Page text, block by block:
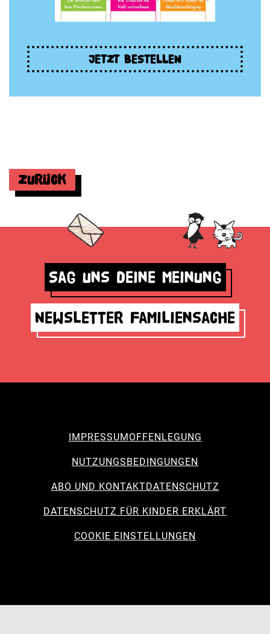
JETZT BESTELLEN
Zurück
Sag uns deine Meinung
Newsletter Familiensache
IMPRESSUMOFFENLEGUNG
NUTZUNGSBEDINGUNGEN
ABO UND KONTAKTDATENSCHUTZ
DATENSCHUTZ FÜR KINDER ERKLÄRT
COOKIE EINSTELLUNGEN